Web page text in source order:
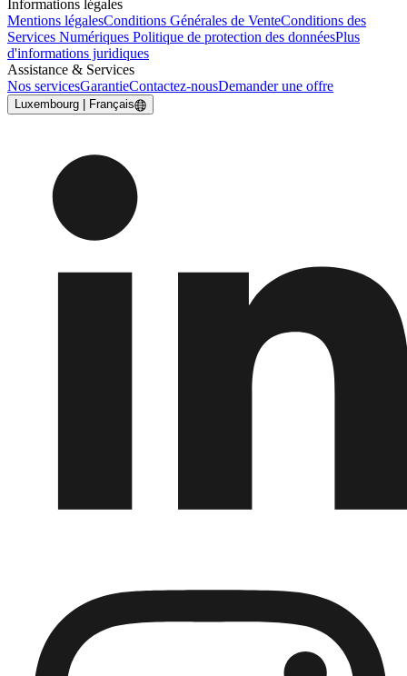
Informations légales
Mentions légalesConditions Générales de VenteConditions des
Services Numériques Politique de protection des donnéesPlus
d'informations juridiques
Assistance & Services
Nos servicesGarantieContactez-nousDemander une offre
Luxembourg | Français